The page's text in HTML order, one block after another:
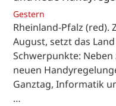
Gestern
Rheinland-Pfalz (red).
August, setzt das
Schwerpunkte:
neuen
Ganztag, Informatik
…